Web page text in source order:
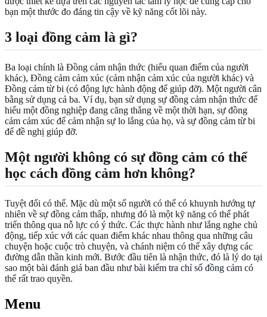
bạn một thước đo đáng tin cậy về kỹ năng cốt lõi này.
3 loại đồng cảm là gì?
Ba loại chính là Đồng cảm nhận thức (hiểu quan điểm của người
khác), Đồng cảm cảm xúc (cảm nhận cảm xúc của người khác) và
Đồng cảm từ bi (có động lực hành động để giúp đỡ). Một người cân
bằng sử dụng cả ba. Ví dụ, bạn sử dụng sự đồng cảm nhận thức để
hiểu một đồng nghiệp đang căng thẳng về một thời hạn, sự đồng
cảm cảm xúc để cảm nhận sự lo lắng của họ, và sự đồng cảm từ bi
để đề nghị giúp đỡ.
Một người không có sự đồng cảm có thể
học cách đồng cảm hơn không?
Tuyệt đối có thể. Mặc dù một số người có thể có khuynh hướng tự
nhiên về sự đồng cảm thấp, nhưng đó là một kỹ năng có thể phát
triển thông qua nỗ lực có ý thức. Các thực hành như lắng nghe chủ
động, tiếp xúc với các quan điểm khác nhau thông qua những câu
chuyện hoặc cuộc trò chuyện, và chánh niệm có thể xây dựng các
đường dẫn thần kinh mới. Bước đầu tiên là nhận thức, đó là lý do tại
sao một bài đánh giá ban đầu như bài kiểm tra chỉ số đồng cảm có
thể rất trao quyền.
Menu